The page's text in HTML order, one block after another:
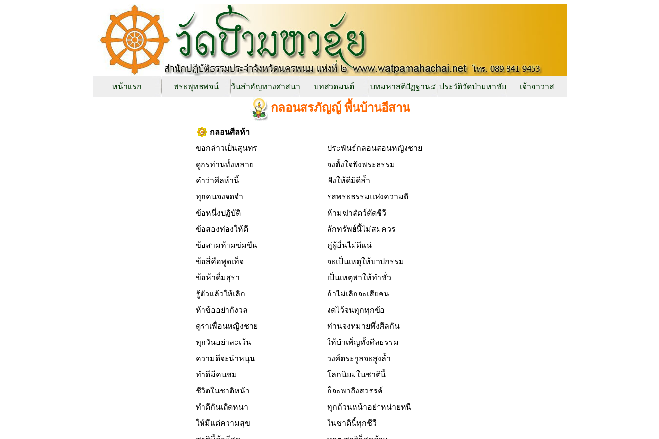
หน้าแรก พระพุทธพจน์ วันสำคัญทางศาสนา บทสวดมนต์ บทมหาสติปัฏฐาน๔ ประวัติวัดป่ามหาชัย เจ้าอาวาส
กลอนสรภัญญ์ พื้นบ้านอีสาน
กลอนศีลห้า
ขอกล่าวเป็นสุนทร
ประพันธ์กลอนสอนหญิงชาย
ดูกรท่านทั้งหลาย
จงตั้งใจฟังพระธรรม
คำว่าศีลห้านี้
ฟังให้ดีมีดีล้ำ
ทุกคนจงจดจำ
รสพระธรรมแห่งความดี
ข้อหนึ่งปฏิบัติ
ห้ามฆ่าสัตว์ตัดชีวี
ข้อสองท่องให้ดี
ลักทรัพย์นี้ไม่สมควร
ข้อสามห้ามข่มขืน
คู่ผู้อื่นไม่ดีแน่
ข้อสี่คือพูดเท็จ
จะเป็นเหตุให้บาปกรรม
ข้อห้าดื่มสุรา
เป็นเหตุพาให้ทำชั่ว
รู้ตัวแล้วให้เลิก
ถ้าไม่เลิกจะเสียคน
ห้าข้ออย่ากังวล
งดไว้จนทุกทุกข้อ
ดูราเพื่อนหญิงชาย
ท่านจงหมายพึ่งศีลกัน
ทุกวันอย่าละเว้น
ให้บำเพ็ญทั้งศีลธรรม
ความดีจะนำหนุน
วงศ์ตระกูลจะสูงล้ำ
ทำดีมีคนชม
โลกนิยมในชาตินี้
ชีวิตในชาติหน้า
ก็จะพาถึงสวรรค์
ทำดีกันเถิดหนา
ทุกถ้วนหน้าอย่าหน่ายหนี
ให้มีแต่ความสุข
ในชาตินี้ทุกชีวี